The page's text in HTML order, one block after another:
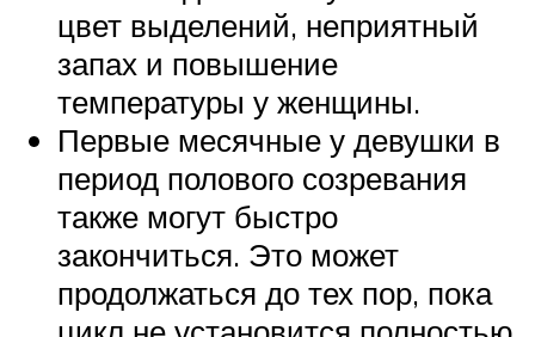
цвет выделений, неприятный
запах и повышение
температуры у женщины.
Первые месячные у девушки в
период полового созревания
также могут быстро
закончиться. Это может
продолжаться до тех пор, пока